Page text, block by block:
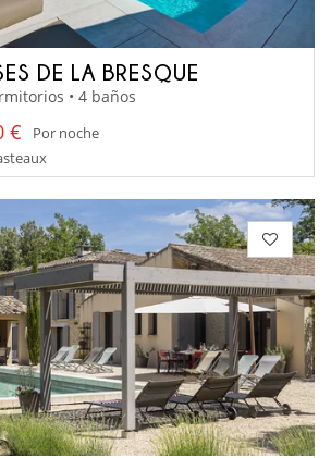
DE LA BRESQUE
• 4 baños
€
Por noche